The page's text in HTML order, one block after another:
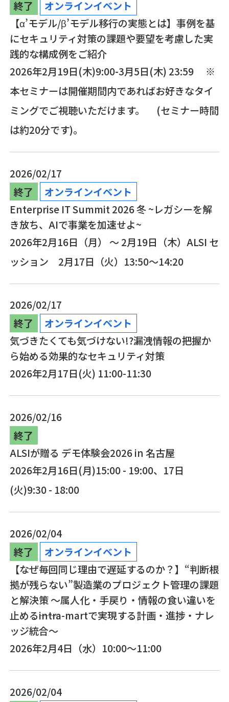
終了
オンラインイベント
【α’モデル/β’モデル移行の実態とは】事例を基
にセキュリティ対策の課題や要望を考慮した実
践的な構成例をご紹介
2026年2月19日(木)9:00-3月5日(木) 23:59 ※
本セミナーは開催期間内であればお好きなタイ
ミングでご視聴いただけます。 (セミナー時間
は約20分です)。
2026/02/17
終了
オンラインイベント
Enterprise IT Summit 2026 冬 ~レガシーを解
き放ち、AIで事業を加速せよ~
2026年2月16日（月） ～ 2月19日（木）ALSI セ
ッション 2月17日（火）13:50～14:20
2026/02/17
終了
オンラインイベント
気づきたくても気づけない!?漏洩情報の把握か
ら始める効果的なセキュリティ対策
2026年2月17日(火) 11:00-11:30
2026/02/16
終了
ALSIが贈る デモ体験会2026 in 名古屋
2026年2月16日(月)15:00 - 19:00、17日
(火)9:30 - 18:00
2026/02/04
終了
オンラインイベント
【なぜ毎回同じ理由で遅延するのか？】“判断根
拠が残らない”製造業のプロジェクト管理の課題
と解決策 ～属人化・手戻り・情報の食い違いを
止める――intra-martで実現する計画・進捗・ナレ
ッジ統合～
2026年2月4日（水）10:00～11:00
2026/02/04